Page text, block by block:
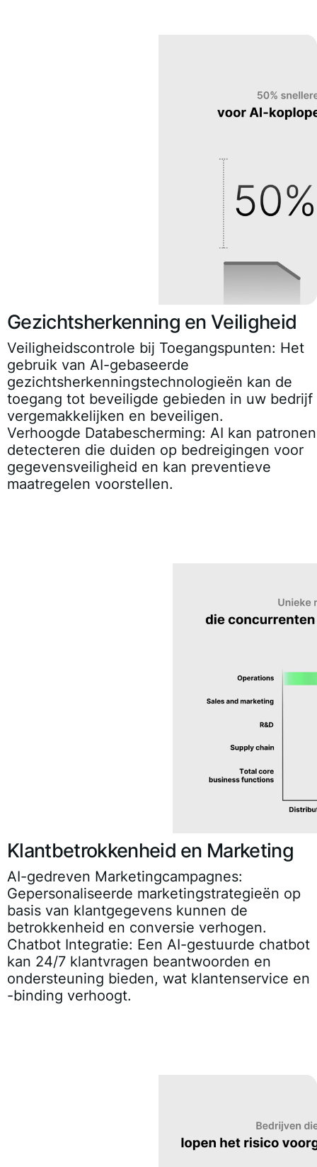
Gezichtsherkenning en Veiligheid
Veiligheidscontrole bij Toegangspunten: Het
gebruik van AI-gebaseerde
gezichtsherkenningstechnologieën kan de
toegang tot beveiligde gebieden in uw bedrijf
vergemakkelijken en beveiligen.
Verhoogde Databescherming: AI kan patronen
detecteren die duiden op bedreigingen voor
gegevensveiligheid en kan preventieve
maatregelen voorstellen.
Klantbetrokkenheid en Marketing
AI-gedreven Marketingcampagnes:
Gepersonaliseerde marketingstrategieën op
basis van klantgegevens kunnen de
betrokkenheid en conversie verhogen.
Chatbot Integratie: Een AI-gestuurde chatbot
kan 24/7 klantvragen beantwoorden en
ondersteuning bieden, wat klantenservice en
-binding verhoogt.